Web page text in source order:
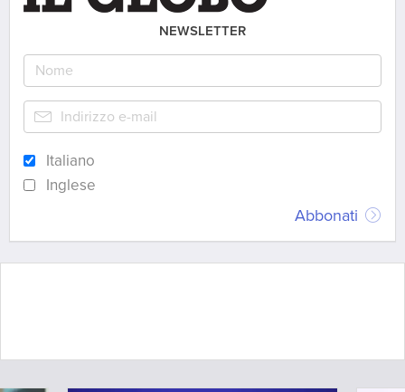
NEWSLETTER
Italiano
Inglese
Abbonati